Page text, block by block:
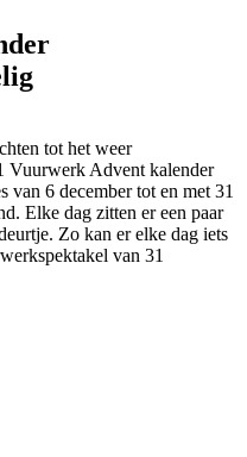
tot het weer
Vuurwerk Advent kalender
van 6 december tot en met 31
Elke dag zitten er een paar
Zo kan er elke dag iets
van 31